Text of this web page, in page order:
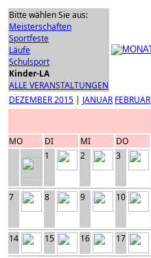
Bitte wählen Sie aus:
Meisterschaften
Sportfeste
Läufe
Schulsport
Kinder-LA
ALLE VERANSTALTUNGEN
DEZEMBER 2015 | JANUAR FEBRUAR
MO DI MI DO
1
2 3
7 8 9 10
14 15 16 17